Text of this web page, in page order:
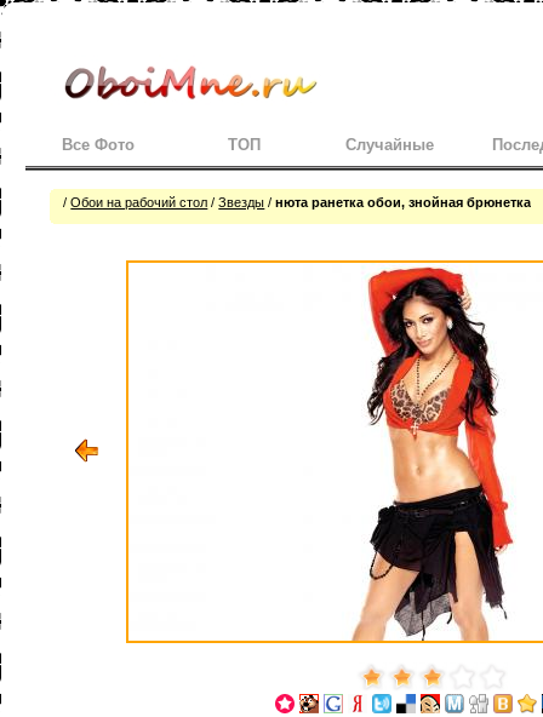
Все Фото ТОП Случайные
/Обои на рабочий стол /Звезды /нюта ранетка обои, знойная брюнетка